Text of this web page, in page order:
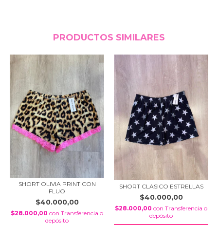
PRODUCTOS SIMILARES
SHORT OLIVIA PRINT CON
FLUO
$40.000,00
$28.000,00 con Transferencia o
depósito
SHORT CLASICO ESTRELLAS
$40.000,00
$28.000,00 con Transferencia o
depósito